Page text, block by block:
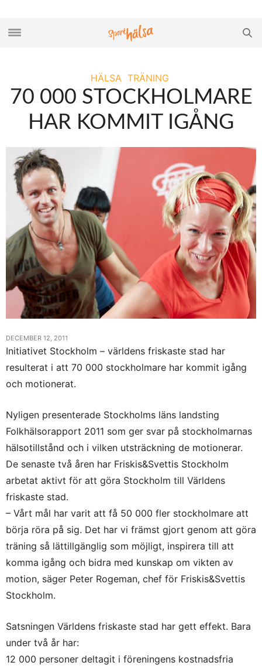
HÄLSA TRÄNING
70 000 STOCKHOLMARE
HAR KOMMIT IGÅNG
DECEMBER 12, 2011
Initiativet Stockholm – världens friskaste stad har
resulterat i att 70 000 stockholmare har kommit igång
och motionerat.
Nyligen presenterade Stockholms läns landsting
Folkhälsorapport 2011 som ger svar på stockholmarnas
hälsotillstånd och i vilken utsträckning de motionerar.
De senaste två åren har Friskis&Svettis Stockholm
arbetat aktivt för att göra Stockholm till Världens
friskaste stad.
– Vårt mål har varit att få 50 000 fler stockholmare att
börja röra på sig. Det har vi främst gjort genom att göra
träning så lättillgänglig som möjligt, inspirera till att
komma igång och bidra med kunskap om vikten av
motion, säger Peter Rogeman, chef för Friskis&Svettis
Stockholm.
Satsningen Världens friskaste stad har gett effekt. Bara
under två år har:
12 000 personer deltagit i föreningens kostnadsfria